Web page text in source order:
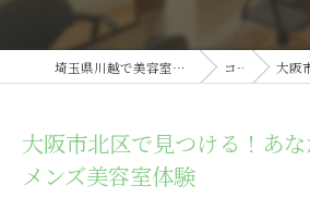
埼玉県川越で美容室の求人なら合同会社YDY コラム 大阪市北区
大阪市北区で見つける！あ
メンズ美容室体験